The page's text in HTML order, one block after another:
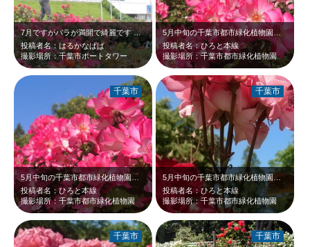
7月ですがバラが満開で綺麗です ポートタワー、芸術、バラの三拍子となります
投稿者名：はるかなぱぱ
撮影場所：千葉市ポートタワー
5月中旬の千葉市都市緑化植物園です。鮮やかなピンクが眩しいバラが、新緑に映えて…
投稿者名：ひろと本線
撮影場所：千葉市都市緑化植物園
5月中旬の千葉市都市緑化植物園です。鮮やかなピンクのバラが、青空と新緑に映えて…
投稿者名：ひろと本線
撮影場所：千葉市都市緑化植物園
千葉市
5月中旬の千葉市都市緑化植物園です。淡いピンクと赤いバラ、そして青空と新緑のコ…
投稿者名：ひろと本線
撮影場所：千葉市都市緑化植物園
千葉市
千葉市 千葉市